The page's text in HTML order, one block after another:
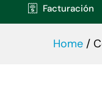
Facturación
Home /